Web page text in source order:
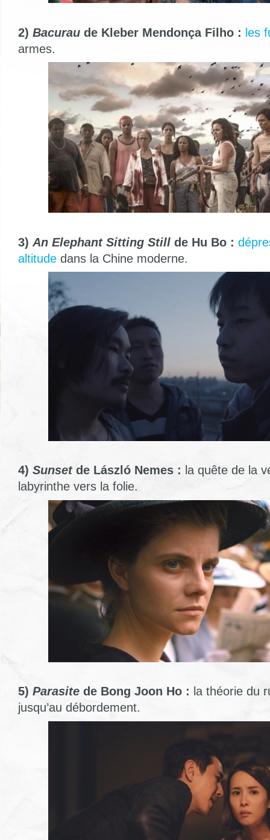
2) Bacurau de Kleber Mendonça Filho : les
armes.
3) An Elephant Sitting Still de Hu Bo :
altitude dans la Chine moderne.
4) Sunsetde László Nemes : la quête de la
labyrinthe vers la folie.
5) Parasite de Bong Joon Ho : la théorie du
jusqu’au débordement.